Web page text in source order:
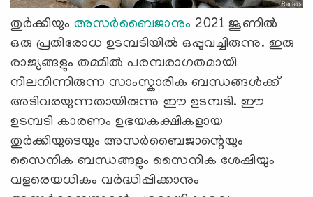
തുർക്കിയും അസർബൈജാനും 2021 ജൂണിൽ
ഒരു പ്രതിരോധ ഉടമ്പടിയിൽ ഒപ്പുവച്ചിരുന്നു. ഇരു
രാജ്യങ്ങളും തമ്മിൽ പരമ്പരാഗതമായി
നിലനിന്നിരുന്ന സാംസ്കാരിക ബന്ധങ്ങൾക്ക്
അടിവരയുന്നതായിരുന്നു ഈ ഉടമ്പടി. ഈ
ഉടമ്പടി കാരണം ഉഭയകക്ഷികളായ
തുർക്കിയുടെയും അസർബൈജാന്റെയും
സൈനിക ബന്ധങ്ങളും സൈനിക ശേഷിയും
വളരെയധികം വർദ്ധിപ്പിക്കാനും